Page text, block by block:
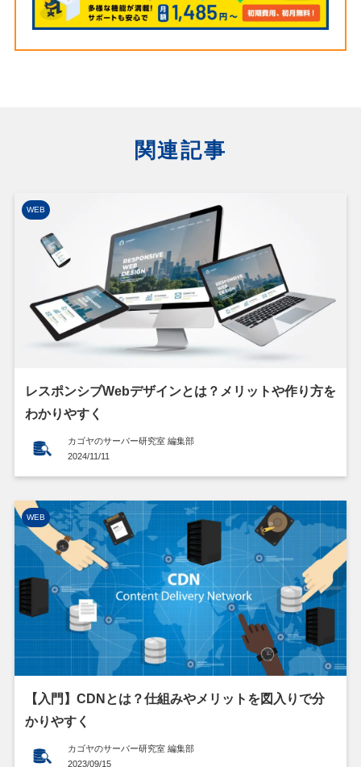
関連記事
WEB
レスポンシブWebデザインとは？メリットや作り方を
わかりやすく
カゴヤのサーバー研究室 編集部
2024/11/11
WEB
【入門】CDNとは？仕組みやメリットを図入りで分
かりやすく
カゴヤのサーバー研究室 編集部
2023/09/15